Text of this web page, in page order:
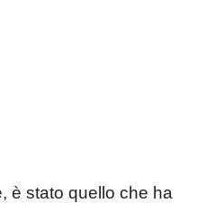
è stato quello che ha